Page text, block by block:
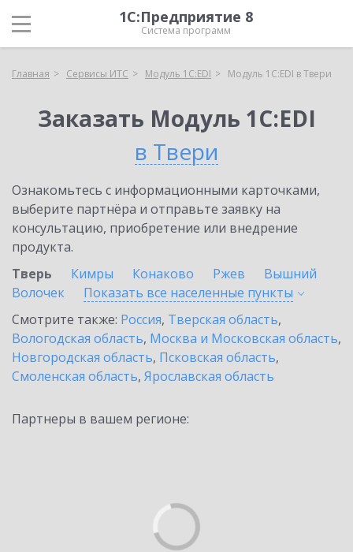
1С:Предприятие 8
Система программ
Главная Сервисы ИТС Модуль 1C:EDI Модуль 1C:EDI в Твери
Заказать Модуль 1C:EDI
в Твери
Ознакомьтесь с информационными карточками,
выберите партнёра и отправьте заявку на
консультацию, приобретение или внедрение
продукта.
Тверь
Кимры Конаково Ржев
Вышний
Волочек
Показать все населенные пункты
Смотрите также: Россия, Тверская область,
Вологодская область, Москва и Московская область,
Новгородская область, Псковская область,
Смоленская область, Ярославская область
Партнеры в вашем регионе: